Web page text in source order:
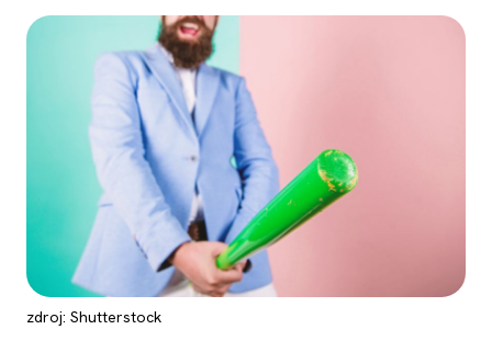
SEX A VZTAHY
PORADNA
zdroj: Shutterstock